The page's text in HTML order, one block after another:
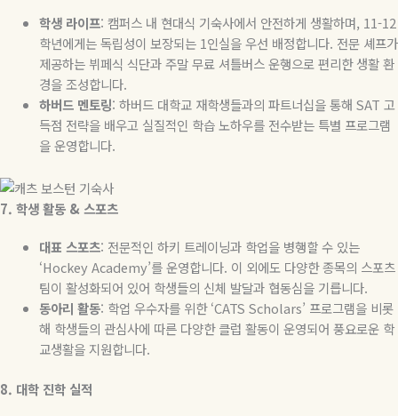
학생 라이프: 캠퍼스 내 현대식 기숙사에서 안전하게 생활하며, 11-12
학년에게는 독립성이 보장되는1인실을 우선 배정합니다. 전문 셰프가
제공하는 뷔페식 식단과 주말 무료 셔틀버스 운행으로 편리한 생활 환
경을 조성합니다.
하버드 멘토링: 하버드 대학교 재학생들과의 파트너십을 통해 SAT 고
득점 전략을 배우고 실질적인 학습 노하우를 전수받는 특별 프로그램
을 운영합니다.
7. 학생활동 &스포츠
대표 스포츠: 전문적인 하키 트레이닝과 학업을 병행할 수 있는
‘Hockey Academy’를 운영합니다. 이 외에도 다양한 종목의 스포츠
팀이 활성화되어 있어 학생들의 신체 발달과 협동심을 기릅니다.
동아리 활동: 학업 우수자를 위한‘CATS Scholars’ 프로그램을 비롯
해 학생들의 관심사에 따른 다양한 클럽 활동이 운영되어 풍요로운 학
교생활을 지원합니다.
8. 대학 진학 실적